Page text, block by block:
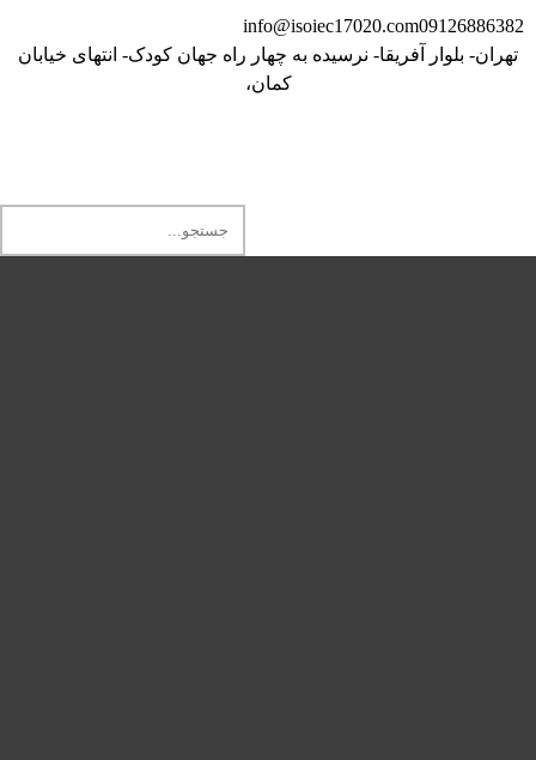
09126886382
info@isoiec17020.com
تهران- بلوار آفریقا- نرسیده به چهار راه جهان کودک- انتهای خیابان
کمان،